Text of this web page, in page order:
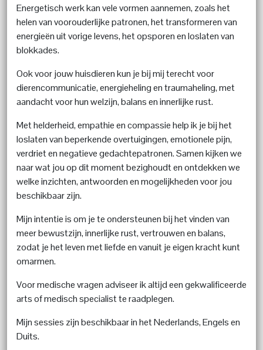
Energetisch werk kan vele vormen aannemen, zoals het
helen van voorouderlijke patronen, het transformeren van
energieën uit vorige levens, het opsporen en loslaten van
blokkades.
Ook voor jouw huisdieren kun je bij mij terecht voor
dierencommunicatie, energieheling en traumaheling, met
aandacht voor hun welzijn, balans en innerlijke rust.
Met helderheid, empathie en compassie help ik je bij het
loslaten van beperkende overtuigingen, emotionele pijn,
verdriet en negatieve gedachtepatronen. Samen kijken we
naar wat jou op dit moment bezighoudt en ontdekken we
welke inzichten, antwoorden en mogelijkheden voor jou
beschikbaar zijn.
Mijn intentie is om je te ondersteunen bij het vinden van
meer bewustzijn, innerlijke rust, vertrouwen en balans,
zodat je het leven met liefde en vanuit je eigen kracht kunt
omarmen.
Voor medische vragen adviseer ik altijd een gekwalificeerde
arts of medisch specialist te raadplegen.
Mijn sessies zijn beschikbaar in het Nederlands, Engels en
Duits.